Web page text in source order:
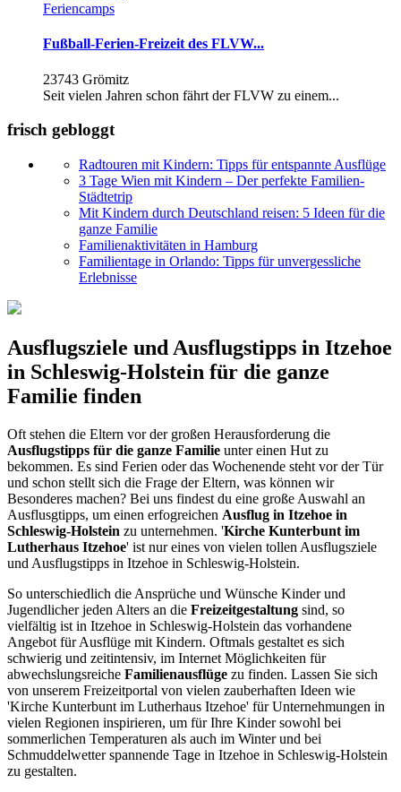
Feriencamps
Fußball-Ferien-Freizeit des FLVW...
23743 Grömitz
Seit vielen Jahren schon fährt der FLVW zu einem...
frisch gebloggt
Radtouren mit Kindern: Tipps für entspannte Ausflüge
3 Tage Wien mit Kindern – Der perfekte Familien-
Städtetrip
Mit Kindern durch Deutschland reisen: 5 Ideen für die
ganze Familie
Familienaktivitäten in Hamburg
Familientage in Orlando: Tipps für unvergessliche
Erlebnisse
Ausflugsziele und Ausflugstipps in Itzehoe
in Schleswig-Holstein für die ganze
Familie finden
Oft stehen die Eltern vor der großen Herausforderung die
Ausflugstipps für die ganze Familie unter einen Hut zu
bekommen. Es sind Ferien oder das Wochenende steht vor der Tür
und schon stellt sich die Frage der Eltern, was können wir
Besonderes machen? Bei uns findest du eine große Auswahl an
Ausflusgtipps, um einen erfogreichen Ausflug in Itzehoe in
Schleswig-Holstein zu unternehmen. 'Kirche Kunterbunt im
Lutherhaus Itzehoe' ist nur eines von vielen tollen Ausflugsziele
und Ausflugstipps in Itzehoe in Schleswig-Holstein.
So unterschiedlich die Ansprüche und Wünsche Kinder und
Jugendlicher jeden Alters an die Freizeitgestaltung sind, so
vielfältig ist in Itzehoe in Schleswig-Holstein das vorhandene
Angebot für Ausflüge mit Kindern. Oftmals gestaltet es sich
schwierig und zeitintensiv, im Internet Möglichkeiten für
abwechslungsreiche Familienausflüge zu finden. Lassen Sie sich
von unserem Freizeitportal von vielen zauberhaften Ideen wie
'Kirche Kunterbunt im Lutherhaus Itzehoe' für Unternehmungen in
vielen Regionen inspirieren, um für Ihre Kinder sowohl bei
sommerlichen Temperaturen als auch im Winter und bei
Schmuddelwetter spannende Tage in Itzehoe in Schleswig-Holstein
zu gestalten.